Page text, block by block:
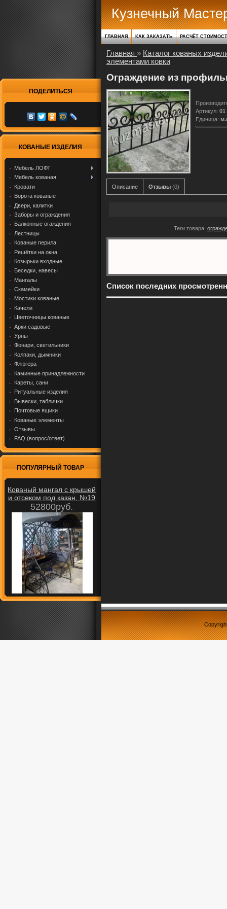
ПОДЕЛИТЬСЯ
КОВАНЫЕ ИЗДЕЛИЯ
Мебель ЛОФТ
Мебель кованая
Кровати
Ворота кованые
Двери, калитки
Заборы и ограждения
Балконные огаждения
Лестницы
Кованые перила
Решётки на окна
Козырьки входные
Беседки, навесы
Мангалы
Скамейки
Мостики кованые
Качели
Цветочницы кованые
Арки садовые
Урны
Фонари, светильники
Колпаки, дымники
Флюгера
Каминные принадлежности
Кареты, сани
Ритуальные изделия
Вывески, таблички
Почтовые ящики
Кованые элементы
Отзывы
FAQ (вопрос/ответ)
ПОПУЛЯРНЫЙ ТОВАР
Кованый мангал с крышей
и отсеком под казан, №19
52800руб.
Кузнечный
ГЛАВНАЯ КАК ЗАКАЗАТЬ РАСЧЁТ
Главная » Каталог кованых
элементами ковки
Ограждение из
Артикул: 01
Единица:
Описание Отзывы (0)
Теги товара:
Список последних